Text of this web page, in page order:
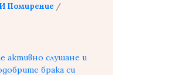
Помирение /